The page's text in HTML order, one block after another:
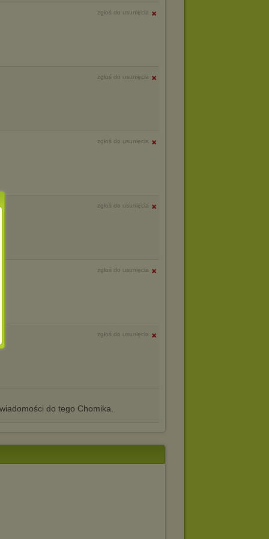
zgłoś do usunięcia
zgłoś do usunięcia
zgłoś do usunięcia
zgłoś do usunięcia
zgłoś do usunięcia
zgłoś do usunięcia
do tego Chomika.